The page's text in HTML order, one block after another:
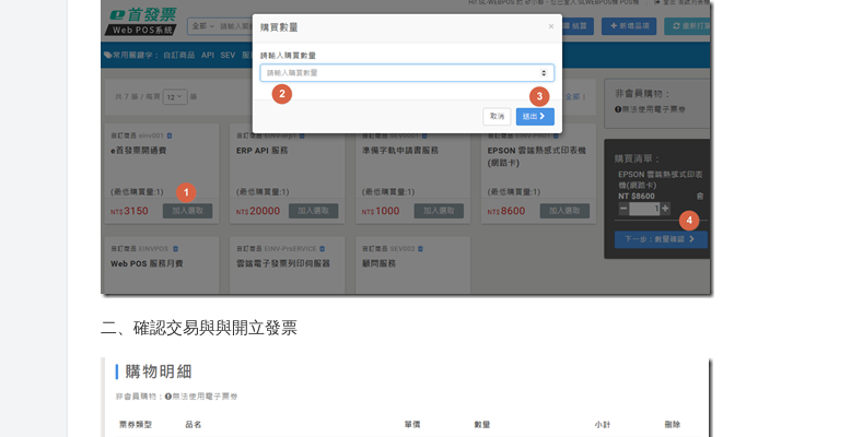
二、確認交易與與開立發票